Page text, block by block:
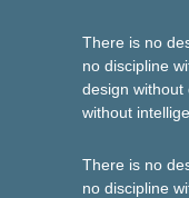
There is no
no discipline
design without
without
There is no
no discipline